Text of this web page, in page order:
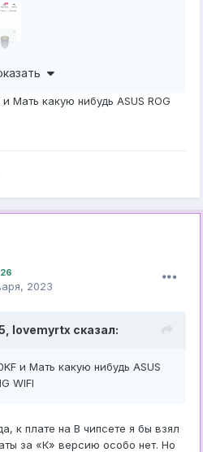
Желательно на
тысяч выйдет.
Мать какую нибудь ASUS ROG
2023
lovemyrtx сказал:
и Мать какую нибудь ASUS
WIFI
к плате на B чипсете я бы взял
за «К» версию особо нет. Но